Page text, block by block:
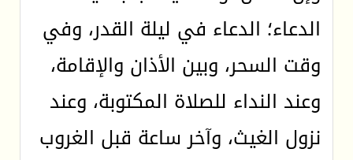
الدعاء؛ الدعاء في ليلة القدر، وفي
وقت السحر، وبين الأذان والإقامة،
وعند النداء للصلاة المكتوبة، وعند
نزول الغيث، وآخر ساعة قبل الغروب